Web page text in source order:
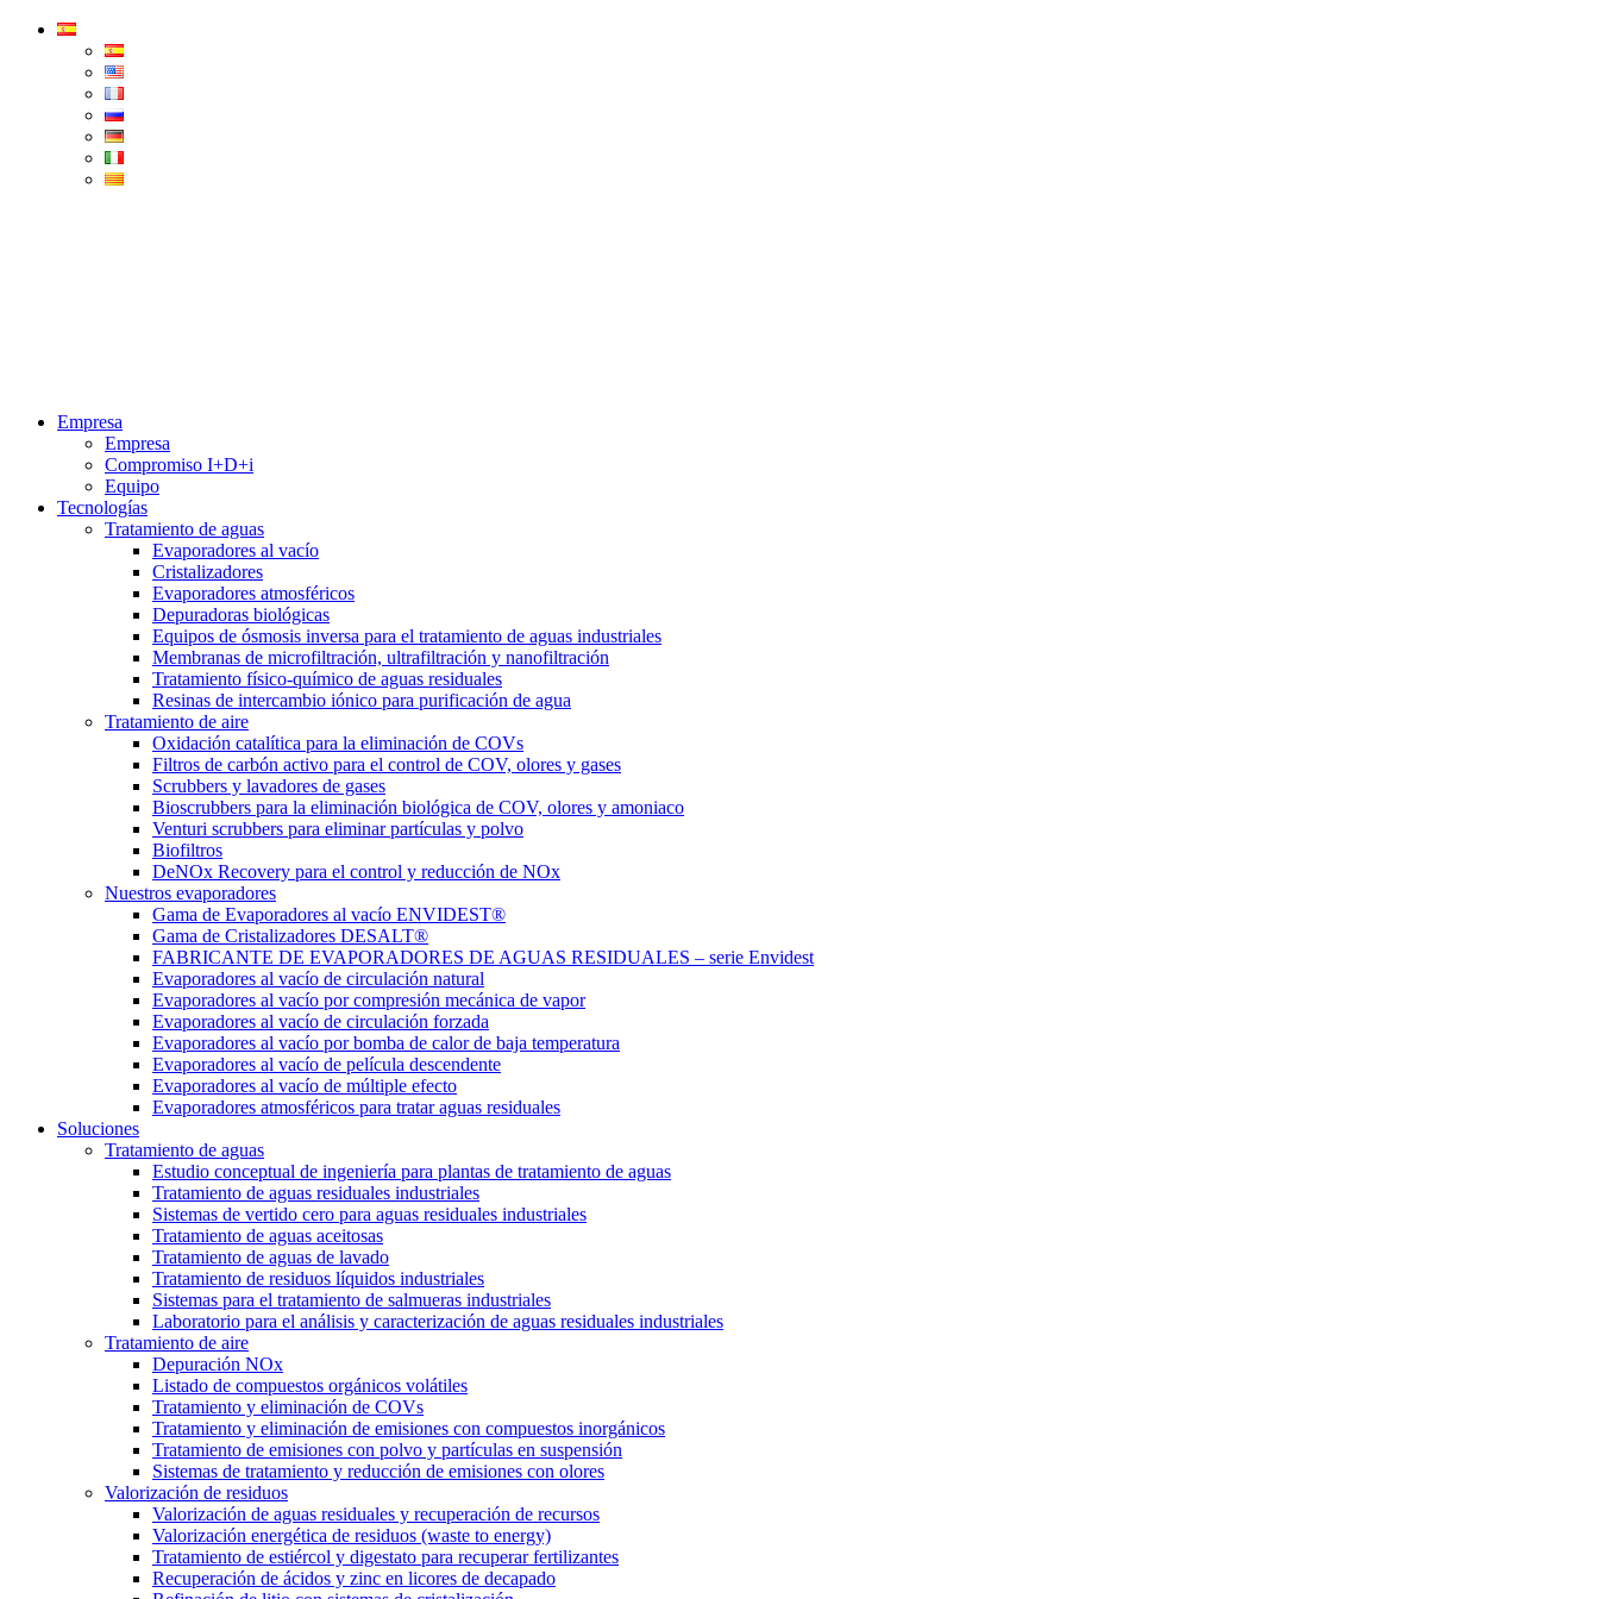
Condorchem
Empresa
Empresa
Compromiso I+D+i
Equipo
Tecnologías
Tratamiento de aguas
Evaporadores al vacío
Cristalizadores
Evaporadores atmosféricos
Depuradoras biológicas
Equipos de ósmosis inversa para el tratamiento de aguas industriales
Membranas de microfiltración, ultrafiltración y nanofiltración
Tratamiento físico-químico de aguas residuales
Resinas de intercambio iónico para purificación de agua
Tratamiento de aire
Oxidación catalítica para la eliminación de COVs
Filtros de carbón activo para el control de COV, olores y gases
Scrubbers y lavadores de gases
Bioscrubbers para la eliminación biológica de COV, olores y amoniaco
Venturi scrubbers para eliminar partículas y polvo
Biofiltros
DeNOx Recovery para el control y reducción de NOx
Nuestros evaporadores
Gama de Evaporadores al vacío ENVIDEST®
Gama de Cristalizadores DESALT®
FABRICANTE DE EVAPORADORES DE AGUAS RESIDUALES – serie Envidest
Evaporadores al vacío de circulación natural
Evaporadores al vacío por compresión mecánica de vapor
Evaporadores al vacío de circulación forzada
Evaporadores al vacío por bomba de calor de baja temperatura
Evaporadores al vacío de película descendente
Evaporadores al vacío de múltiple efecto
Evaporadores atmosféricos para tratar aguas residuales
Soluciones
Tratamiento de aguas
Estudio conceptual de ingeniería para plantas de tratamiento de aguas
Tratamiento de aguas residuales industriales
Sistemas de vertido cero para aguas residuales industriales
Tratamiento de aguas aceitosas
Tratamiento de aguas de lavado
Tratamiento de residuos líquidos industriales
Sistemas para el tratamiento de salmueras industriales
Laboratorio para el análisis y caracterización de aguas residuales industriales
Tratamiento de aire
Depuración NOx
Listado de compuestos orgánicos volátiles
Tratamiento y eliminación de COVs
Tratamiento y eliminación de emisiones con compuestos inorgánicos
Tratamiento de emisiones con polvo y partículas en suspensión
Sistemas de tratamiento y reducción de emisiones con olores
Valorización de residuos
Valorización de aguas residuales y recuperación de recursos
Valorización energética de residuos (waste to energy)
Tratamiento de estiércol y digestato para recuperar fertilizantes
Recuperación de ácidos y zinc en licores de decapado